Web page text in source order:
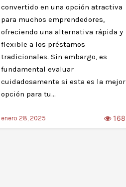
convertido en una opción atractiva
para muchos emprendedores,
ofreciendo una alternativa rápida y
flexible a los préstamos
tradicionales. Sin embargo, es
fundamental evaluar
cuidadosamente si esta es la mejor
opción para tu…
enero 28, 2025 168